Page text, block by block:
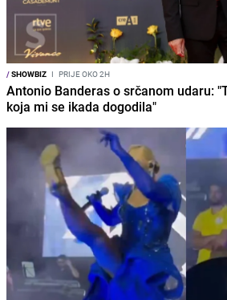
/SHOWBIZ I PRIJE OKO 2H
Antonio Banderas o srčanom udaru:
koja mi se ikada dogodila"